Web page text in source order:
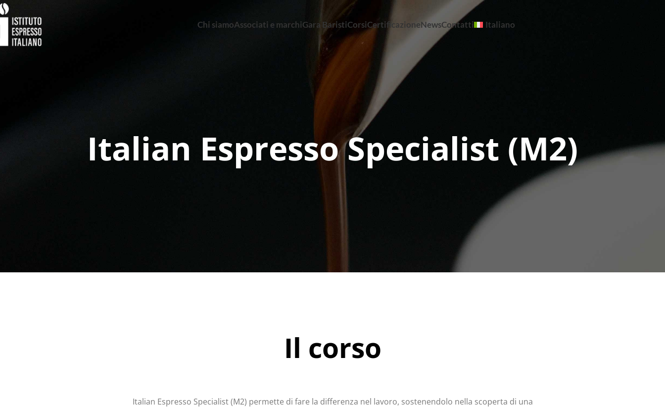
Chi siamoAssociati e marchiGara BaristiCorsiCertificazioneNewsContatti Italiano
Italian Espresso Specialist (M2)
Il corso
Italian Espresso Specialist (M2) permette di fare la differenza nel lavoro, sostenendolo nella scoperta di una